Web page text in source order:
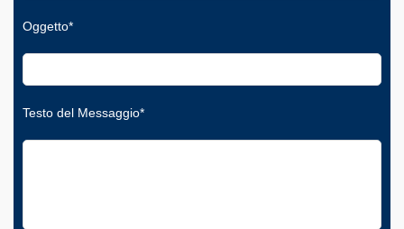
Oggetto*
Testo del Messaggio*